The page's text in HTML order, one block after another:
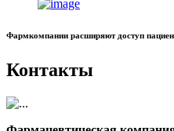
Фармкомпании расширяют доступ
Контакты